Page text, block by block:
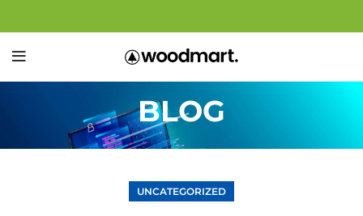
BLOG
UNCATEGORIZED